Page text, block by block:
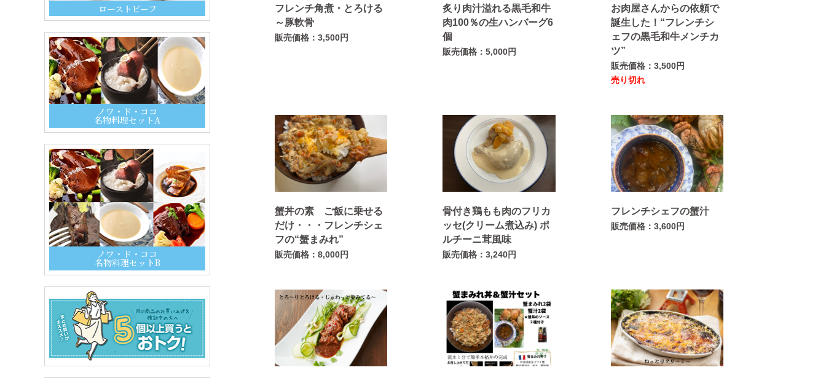
フレンチ角煮・とろける
～豚軟骨
販売価格：3,500円
炙り肉汁溢れる黒毛和牛
肉100％の生ハンバーグ6
個
販売価格：5,000円
お肉屋さんからの依頼で
誕生した！“フレンチシ
ェフの黒毛和牛メンチカ
ツ”
販売価格：3,500円
売り切れ
蟹丼の素 ご飯に乗せる
だけ・・・フレンチシェ
フの“蟹まみれ”
販売価格：8,000円
骨付き鶏もも肉のフリカ
ッセ(クリーム煮込み) ポ
ルチーニ茸風味
販売価格：3,240円
フレンチシェフの蟹汁
販売価格：3,600円
ローストビーフ
ノワ・ド・ココ
名物料理セットA
ノワ・ド・ココ
名物料理セットB